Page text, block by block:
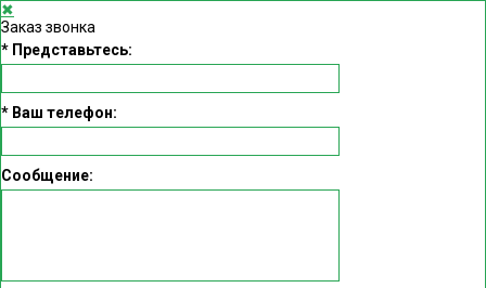
✖
Заказ звонка
* Представьтесь:
* Ваш телефон:
Сообщение: